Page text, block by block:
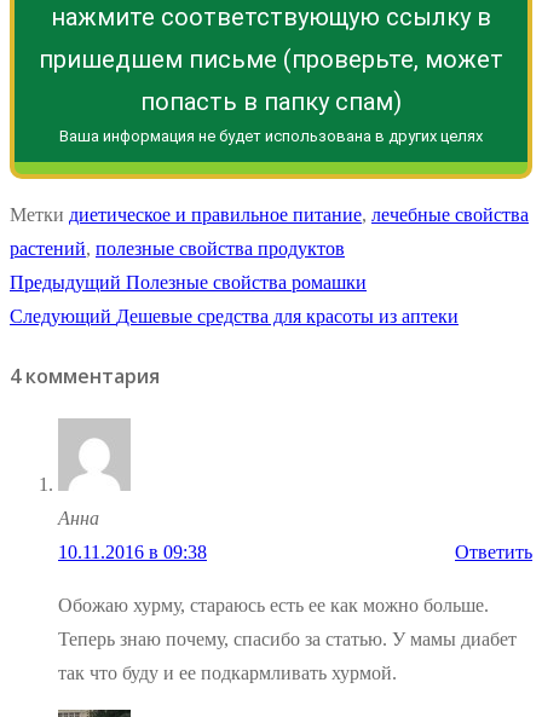
нажмите соответствующую ссылку в
пришедшем письме (проверьте, может
попасть в папку спам)
Ваша информация не будет использована в других целях
Метки диетическое и правильное питание, лечебные свойства
растений, полезные свойства продуктов
Навигация
по
записям
Предыдущий Предыдущая
запись:
Полезные свойства ромашки
Следующий Следующая
Дешевые средства для красоты из аптеки
4 комментария
Анна
10.11.2016 в 09:38
Ответить
Обожаю хурму, стараюсь есть ее как можно больше.
Теперь знаю почему, спасибо за статью. У мамы диабет
так что буду и ее подкармливать хурмой.